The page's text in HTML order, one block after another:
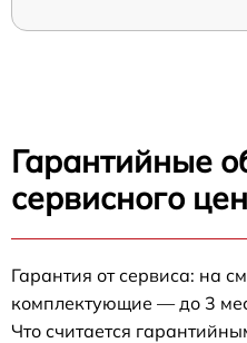
Гарантийные
сервисного
Гарантия от сервиса: на
комплектующие — до 3
Что считается